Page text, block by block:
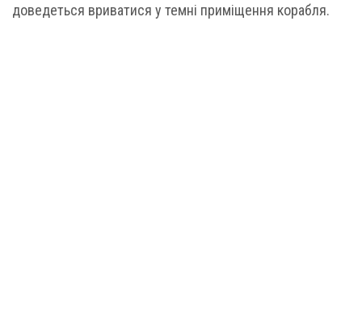
доведеться вриватися у темні приміщення корабля.